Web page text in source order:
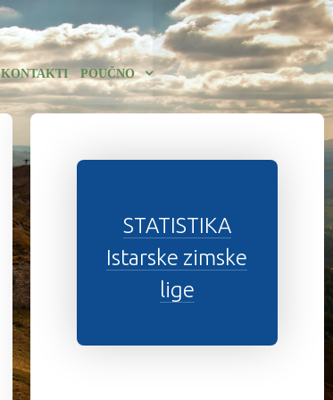
KONTAKTI POUČNO
STATISTIKA
Istarske zimske
lige